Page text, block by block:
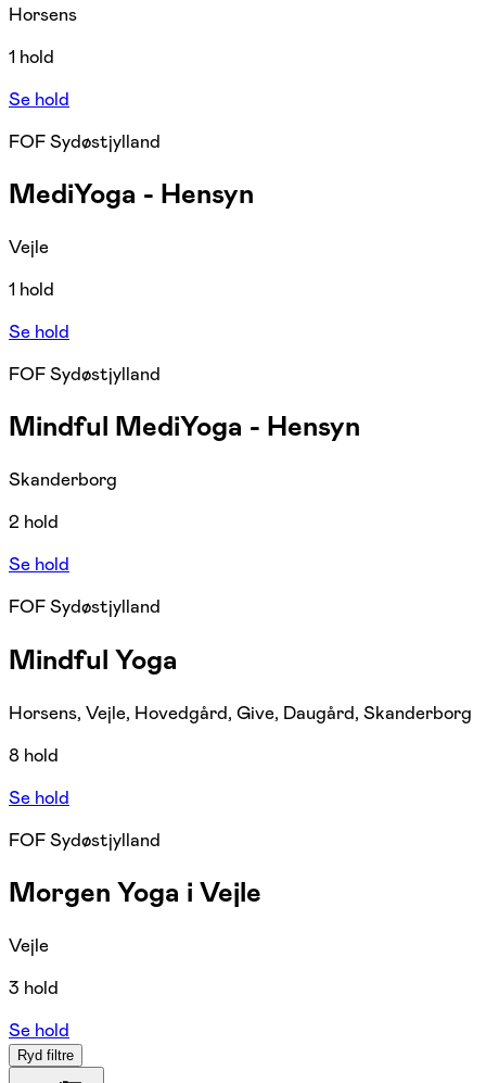
Horsens
1 hold
Se hold
FOF Sydøstjylland
MediYoga - Hensyn
Vejle
1 hold
Se hold
FOF Sydøstjylland
Mindful MediYoga - Hensyn
Skanderborg
2 hold
Se hold
FOF Sydøstjylland
Mindful Yoga
Horsens, Vejle, Hovedgård, Give, Daugård, Skanderborg
8 hold
Se hold
FOF Sydøstjylland
Morgen Yoga i Vejle
Vejle
3 hold
Se hold
Ryd filtre